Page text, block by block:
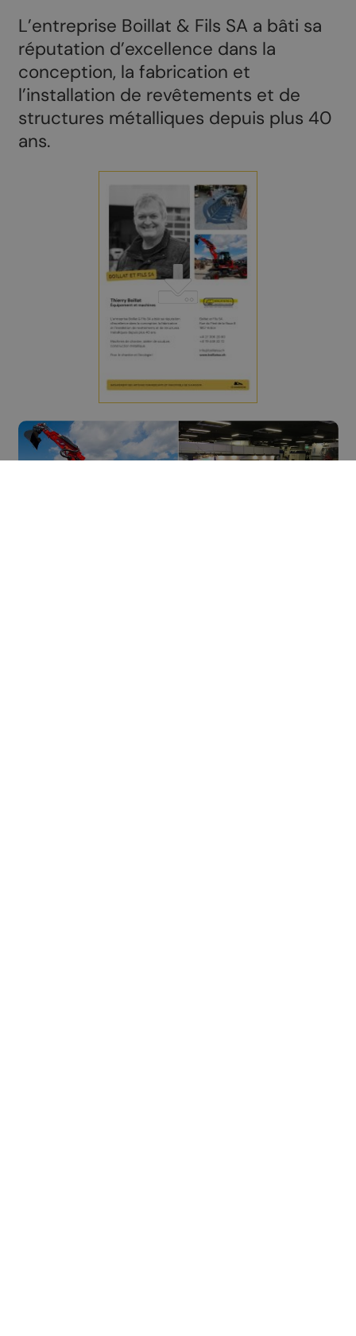
L’entreprise Boillat & Fils SA a bâti sa
réputation d’excellence dans la
conception, la fabrication et
l’installation de revêtements et de
structures métalliques depuis plus 40
ans.